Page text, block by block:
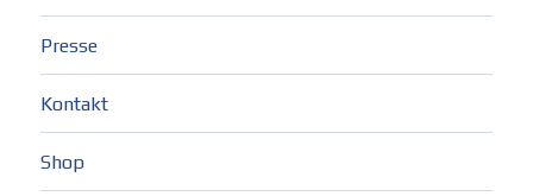
Presse
Kontakt
Shop